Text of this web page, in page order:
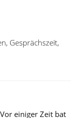
, Gesprächszeit,
einiger Zeit bat